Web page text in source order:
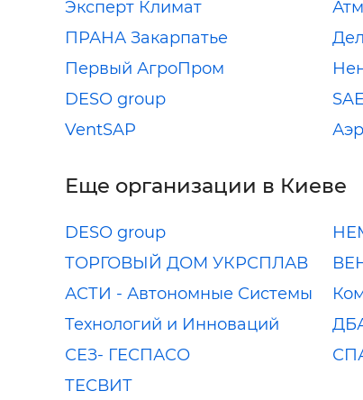
Эксперт Климат
ПРАНА Закарпатье
Первый АгроПром
DESO group
VentSAP
Еще организации в Киеве
DESO group
ТОРГОВЫЙ ДОМ УКРСПЛАВ
АСТИ - Автономные Системы
Технологий и Инноваций
СЕЗ- ГЕСПАСО
ТЕСВИТ